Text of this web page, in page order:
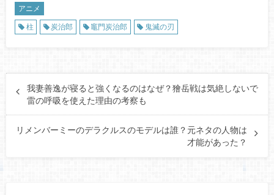
アニメ
柱
炭治郎 竈門炭治郎 鬼滅の刃
我妻善逸が寝ると強くなるのはなぜ？獪岳戦は気絶しないで
雷の呼吸を使えた理由の考察も
リメンバーミーのデラクルスのモデルは誰？元ネタの人物は
才能があった？